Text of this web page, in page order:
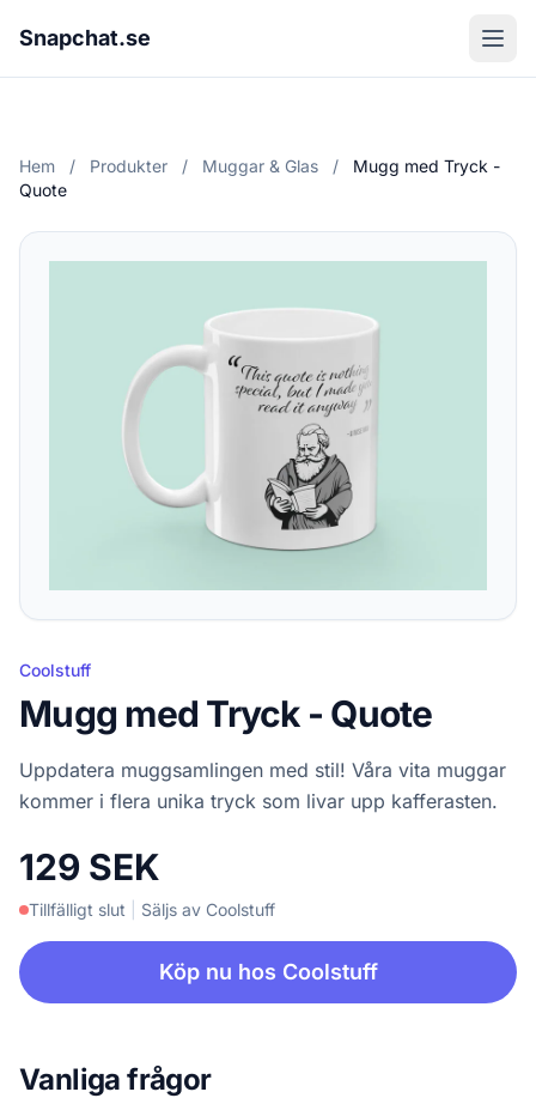
Snapchat.se
Hem / Produkter / Muggar & Glas /
Mugg med Tryck -
Quote
Coolstuff
Mugg med Tryck - Quote
Uppdatera muggsamlingen med stil! Våra vita muggar
kommer i flera unika tryck som livar upp kafferasten.
129 SEK
Tillfälligt slut Säljs av Coolstuff
Köp nu hos Coolstuff
Vanliga frågor